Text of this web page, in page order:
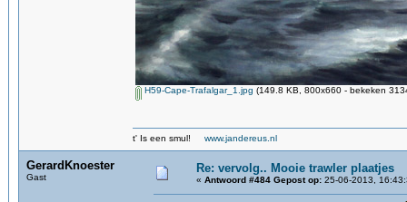
H59-Cape-Trafalgar_1.jpg (149.8 KB, 800x660 - bekeken
t' Is een smul! www.jandereus.nl
GerardKnoester
Gast
Re: vervolg.. Mooie trawler plaatjes
« Antwoord #484 Gepost op:25-06-2013,